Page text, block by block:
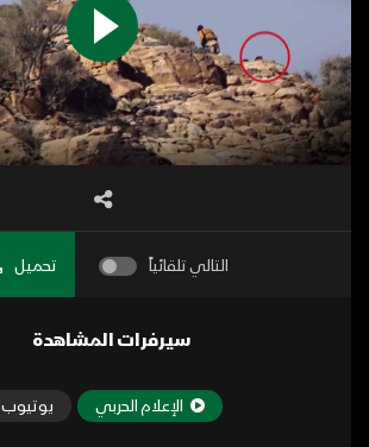
التالي تلقائياً تحميل
سيرفرات المشاهدة
الإعلام الحربي يوتيوب